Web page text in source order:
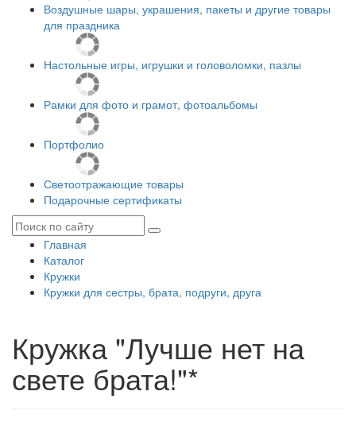
Воздушные шары, украшения, пакеты и другие товары
для праздника
Настольные игры, игрушки и головоломки, пазлы
Рамки для фото и грамот, фотоальбомы
Портфолио
Светоотражающие товары
Подарочные сертификаты
Главная
Каталог
Кружки
Кружки для сестры, брата, подруги, друга
Кружка "Лучше нет на
свете брата!"*